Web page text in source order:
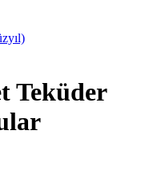
Teküder